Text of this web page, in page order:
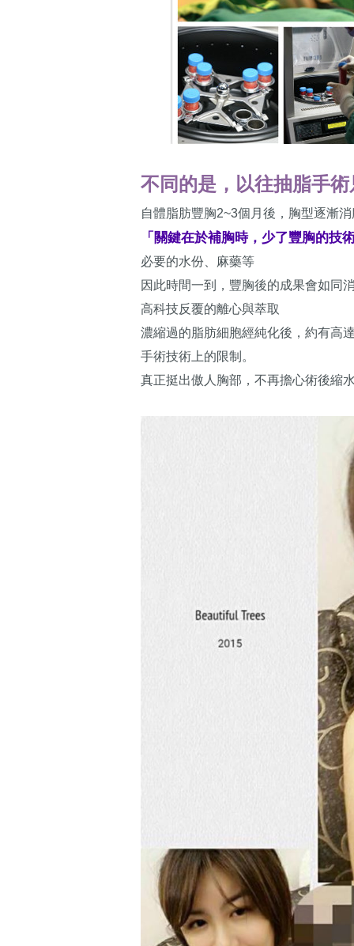
不同的是，以往抽脂手
自體脂肪豐胸2~3個月後，胸型逐漸
「關鍵在於補胸時，少了豐胸的技
必要的水份、麻藥等
因此時間一到，豐胸後的成果會如同
高科技反覆的離心與萃取
濃縮過的脂肪細胞經純化後，約有高
手術技術上的限制。
真正挺出傲人胸部，不再擔心術後縮